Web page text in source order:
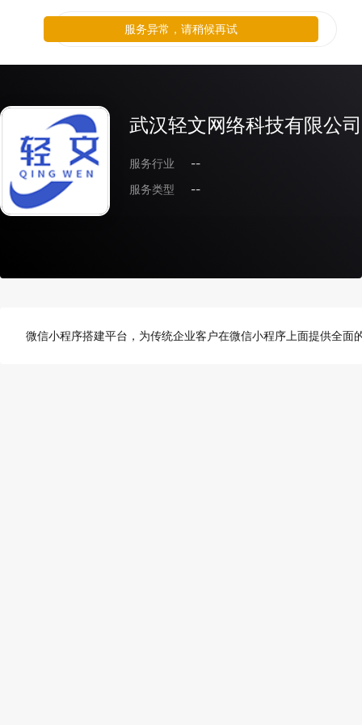
武汉轻文网络科技有限公司
服务行业
--
服务类型
--
微信小程序搭建平台，为传统企业客户在微信小程序上面提供全面
服务异常，请稍候再试